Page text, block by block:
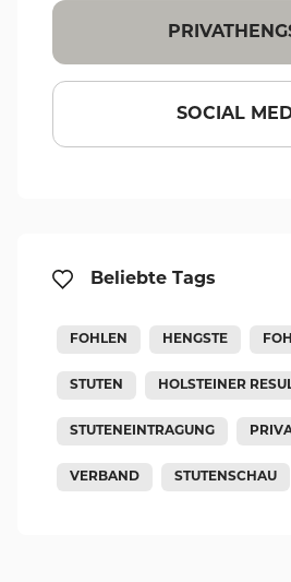
SOCIAL
Beliebte Tags
FOHLEN HENGSTE
STUTEN HOLSTEINER
STUTENEINTRAGUNG
VERBAND STUTENSCHAU